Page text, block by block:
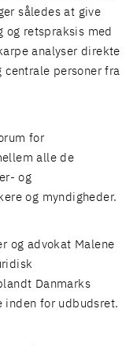
således at give
og retspraksis med
analyser direkte
personer fra
for
alle de
og
og myndigheder.
og advokat Malene
Danmarks
inden for udbudsret.